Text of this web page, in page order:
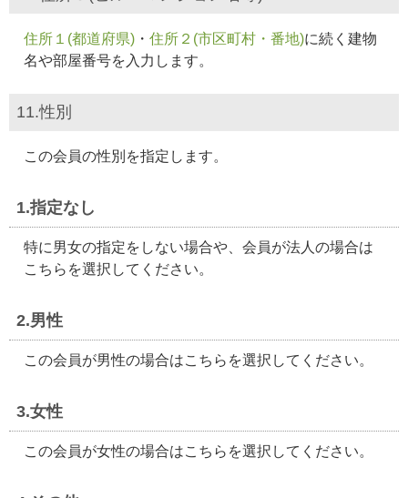
住所１(都道府県) ・ 住所２(市区町村・番地)に続く建物
名や部屋番号を入力します。
11.性別
この会員の性別を指定します。
1.指定なし
特に男女の指定をしない場合や、会員が法人の場合は
こちらを選択してください。
2.男性
この会員が男性の場合はこちらを選択してください。
3.女性
この会員が女性の場合はこちらを選択してください。